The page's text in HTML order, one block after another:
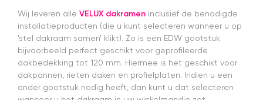
netjes
geregeld
en de prijs
was een
stuk
scherper
dan bij
veel
Wij leveren alle VELUX dakramen inclusief de benodigde
installatieproducten (die u kunt selecteren wanneer u op
'stel dakraam samen' klikt). Zo is een EDW gootstuk
bijvoorbeeld perfect geschikt voor geprofileerde
dakbedekking tot 120 mm. Hiermee is het geschikt voor
dakpannen, rieten daken en profielplaten. Indien u een
ander gootstuk nodig heeft, dan kunt u dat selecteren